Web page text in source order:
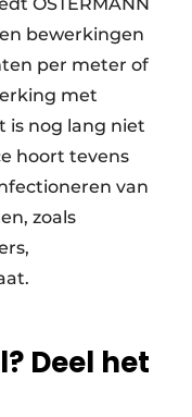
bewerkingen
per meter of
met
is nog lang niet
hoort tevens
van
zoals
Deel het